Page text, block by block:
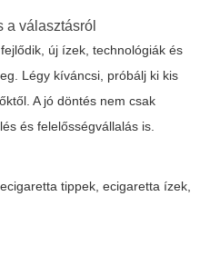
a választásról
új ízek, technológiák és
Légy kíváncsi, próbálj ki kis
A jó döntés nem csak
és felelősségvállalás is.
ecigaretta tippek ecigaretta ízek